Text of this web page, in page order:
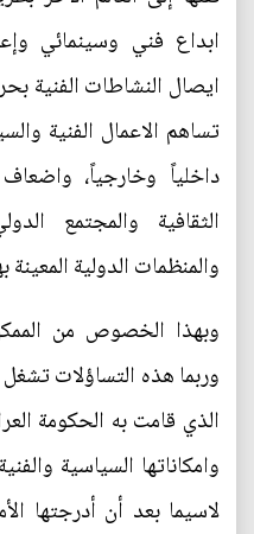
ابداع فني وسينمائي
ايصال النشاطات الفنية
تساهم الاعمال الفنية
داخلياً وخارجياً،
الثقافية والمجتمع
والمنظمات الدولية
وبهذا الخصوص من
وربما هذه التساؤلات
الذي قامت به الحكومة
وامكاناتها السياسية
لاسيما بعد أن أدرجتها